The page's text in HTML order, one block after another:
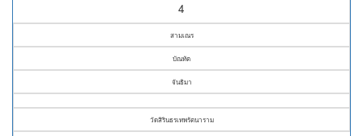
4
สามเณร
บัณทัต
จันธิมา
วัดสิรินธรเทพรัตนาราม